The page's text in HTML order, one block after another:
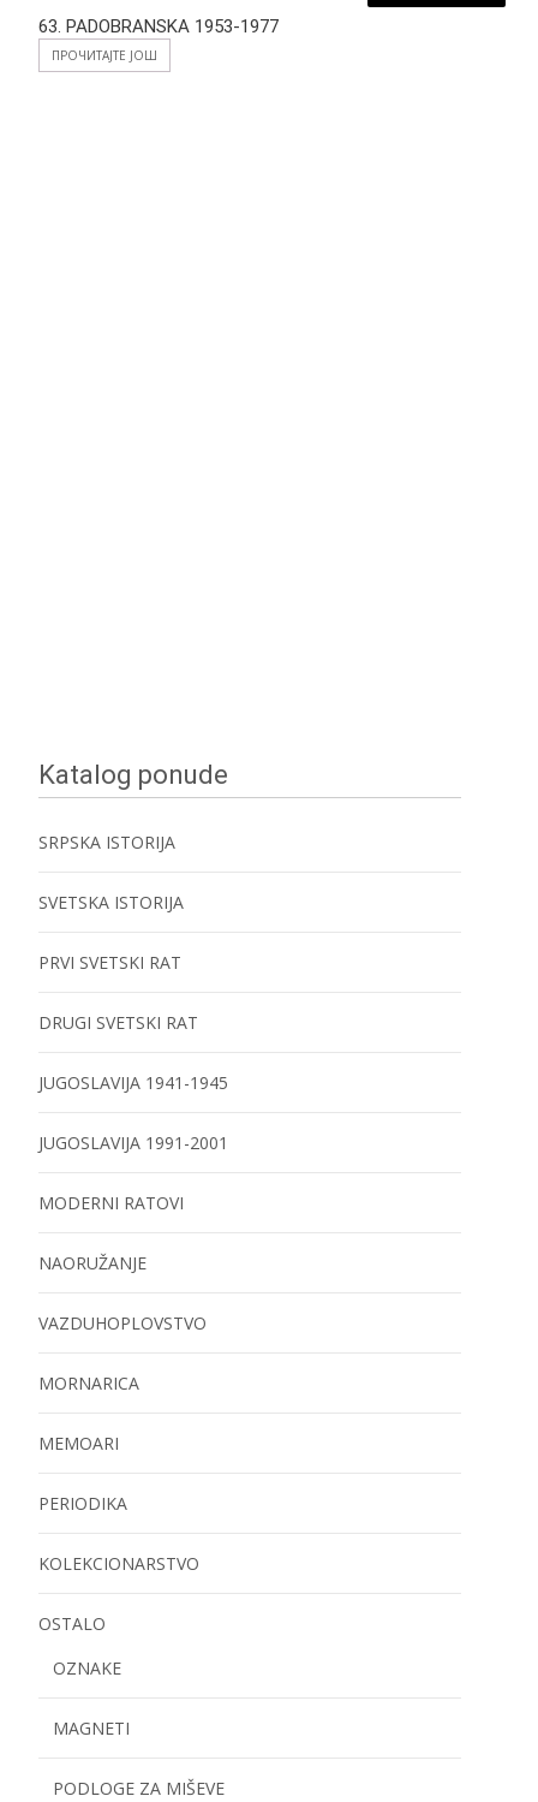
63. PADOBRANSKA 1953-1977
ПРОЧИТАЈТЕ ЈОШ
Katalog ponude
SRPSKA ISTORIJA
SVETSKA ISTORIJA
PRVI SVETSKI RAT
DRUGI SVETSKI RAT
JUGOSLAVIJA 1941-1945
JUGOSLAVIJA 1991-2001
MODERNI RATOVI
NAORUŽANJE
VAZDUHOPLOVSTVO
MORNARICA
MEMOARI
PERIODIKA
KOLEKCIONARSTVO
OSTALO
OZNAKE
MAGNETI
PODLOGE ZA MIŠEVE